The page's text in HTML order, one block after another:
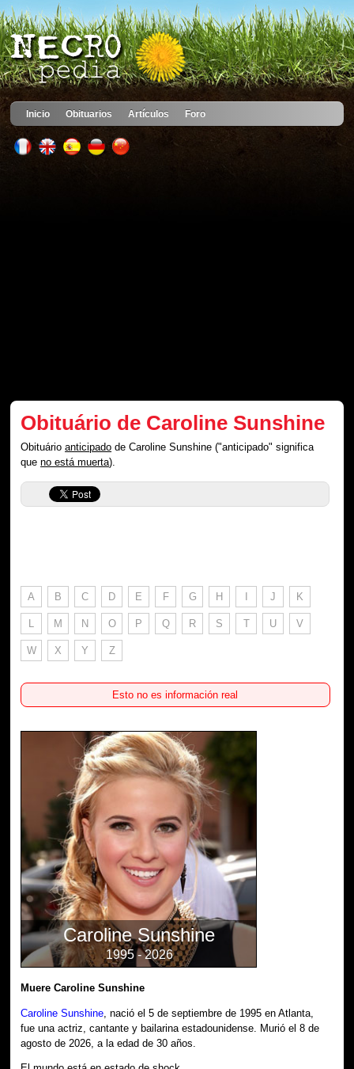
Inicio Obituarios Artículos Foro
Obituário de Caroline Sunshine
Obituárioanticipado de Caroline Sunshine ("anticipado" significa
queno está muerta).
A B C D E F G H I J K
L M N O P Q R S T U V
W X Y Z
Esto no es información real
Caroline Sunshine
1995 - 2026
Muere Caroline Sunshine
Caroline Sunshine , nació el 5 de septiembre de 1995 en Atlanta,
fue una actriz, cantante y bailarina estadounidense. Murió el 8 de
agosto de 2026, a la edad de 30 años.